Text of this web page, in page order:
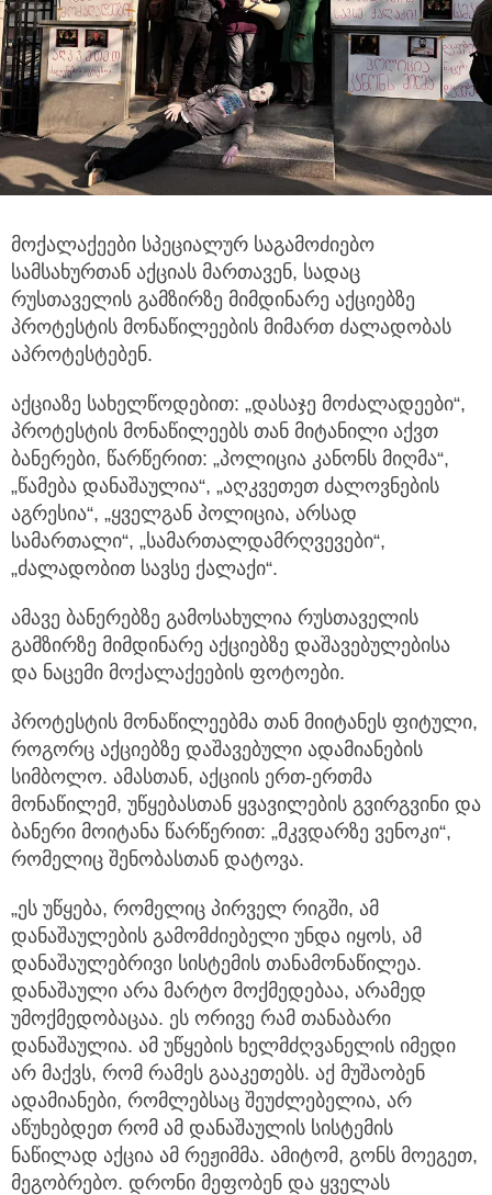
მოქალაქეები სპეციალურ საგამოძიებო
სამსახურთან აქციას მართავენ, სადაც
რუსთაველის გამზირზე მიმდინარე აქციებზე
პროტესტის მონაწილეების მიმართ ძალადობას
აპროტესტებენ.
აქციაზე სახელწოდებით: „დასაჯე მოძალადეები“,
პროტესტის მონაწილეებს თან მიტანილი აქვთ
ბანერები, წარწერით: „პოლიცია კანონს მიღმა“,
„წამება დანაშაულია“, „აღკვეთეთ ძალოვნების
აგრესია“, „ყველგან პოლიცია, არსად
სამართალი“, „სამართალდამრღვევები“,
„ძალადობით სავსე ქალაქი“.
ამავე ბანერებზე გამოსახულია რუსთაველის
გამზირზე მიმდინარე აქციებზე დაშავებულებისა
და ნაცემი მოქალაქეების ფოტოები.
პროტესტის მონაწილეებმა თან მიიტანეს ფიტული,
როგორც აქციებზე დაშავებული ადამიანების
სიმბოლო. ამასთან, აქციის ერთ-ერთმა
მონაწილემ, უწყებასთან ყვავილების გვირგვინი და
ბანერი მოიტანა წარწერით: „მკვდარზე ვენოკი“,
რომელიც შენობასთან დატოვა.
„ეს უწყება, რომელიც პირველ რიგში, ამ
დანაშაულების გამომძიებელი უნდა იყოს, ამ
დანაშაულებრივი სისტემის თანამონაწილეა.
დანაშაული არა მარტო მოქმედებაა, არამედ
უმოქმედობაცაა. ეს ორივე რამ თანაბარი
დანაშაულია. ამ უწყების ხელმძღვანელის იმედი
არ მაქვს, რომ რამეს გააკეთებს. აქ მუშაობენ
ადამიანები, რომლებსაც შეუძლებელია, არ
აწუხებდეთ რომ ამ დანაშაულის სისტემის
ნაწილად აქცია ამ რეჟიმმა. ამიტომ, გონს მოეგეთ,
მეგობრებო. დრონი მეფობენ და ყველას